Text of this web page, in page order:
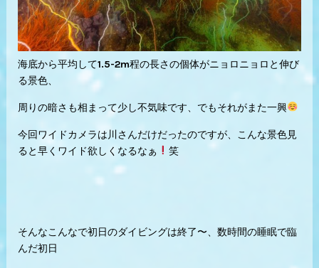
海底から平均して1.5-2m程の長さの個体がニョロニョロと伸び
る景色、
周りの暗さも相まって少し不気味です、でもそれがまた一興
今回ワイドカメラは川さんだけだったのですが、こんな景色見
ると早くワイド欲しくなるなぁ
笑
そんなこんなで初日のダイビングは終了〜、数時間の睡眠で臨
んだ初日